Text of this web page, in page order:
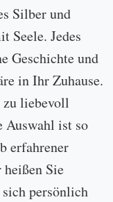
Silber und
Seele. Jedes
Geschichte und
in Ihr Zuhause.
zu liebevoll
Auswahl ist so
erfahrener
Sie
persönlich